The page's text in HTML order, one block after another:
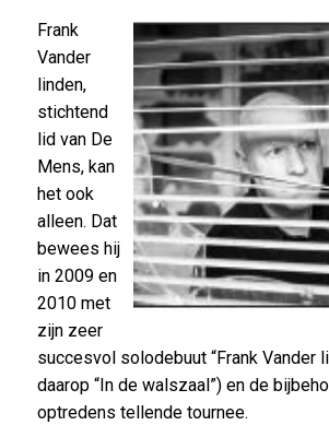
Frank
Vander
linden,
stichtend
lid van De
Mens, kan
het ook
alleen. Dat
bewees hij
in 2009 en
2010 met
zijn zeer
succesvol solodebuut “Frank Vander
daarop “In de walszaal”) en de
optredens tellende tournee.